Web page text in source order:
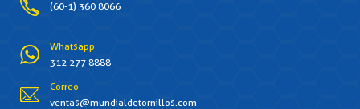
(60-1) 360 8066
Whatsapp
312 277 8888
Correo
ventas@mundialdetornillos.com